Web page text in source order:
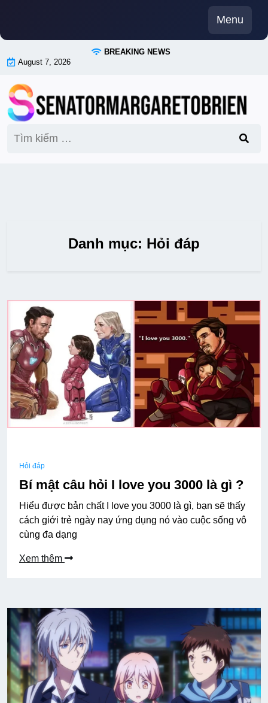
content
Menu
BREAKING NEWS
August 7, 2026
kiếm
Danh mục: Hỏi đáp
Hỏi đáp
Bí mật câu hỏi I love you 3000 là gì ?
Hiểu được bản chất I love you 3000 là gì, bạn sẽ thấy
cách giới trẻ ngày nay ứng dụng nó vào cuộc sống vô
cùng đa dạng
Xem thêm